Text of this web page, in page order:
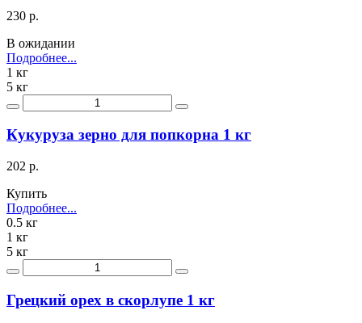
230 р.
В ожидании
Подробнее...
1 кг
5 кг
Кукуруза зерно для попкорна 1 кг
202 р.
Купить
Подробнее...
0.5 кг
1 кг
5 кг
Грецкий орех в скорлупе 1 кг